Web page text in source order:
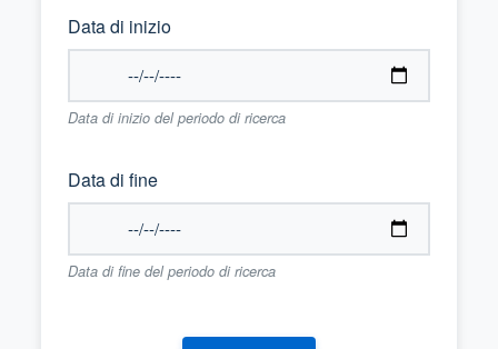
Data di inizio
Data di inizio del periodo di ricerca
Data di fine
Data di fine del periodo di ricerca